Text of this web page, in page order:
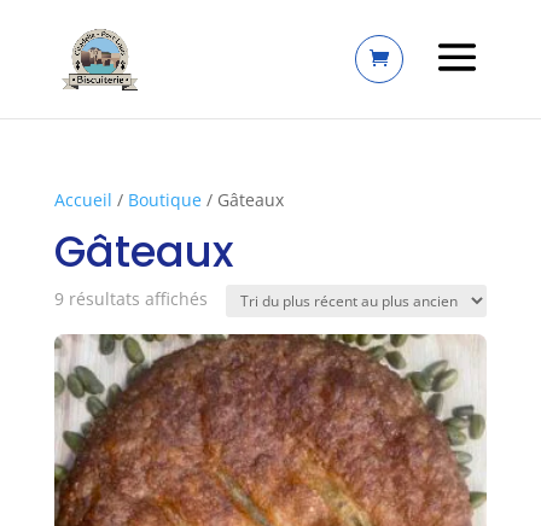
Accueil / Boutique/ Gâteaux
Gâteaux
9 résultats affichésTrié
plus
récent
au
plus
ancien